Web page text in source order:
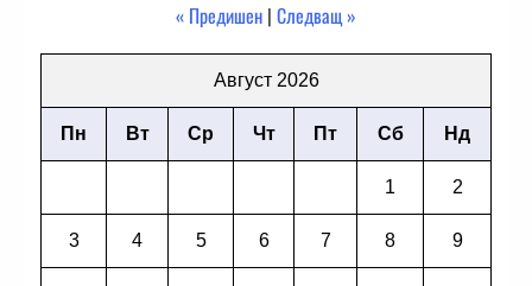
« Предишен | Следващ »
Август 2026
Пн Вт Ср Чт Пт Сб Нд
1 2
3 4 5 6 7 8 9